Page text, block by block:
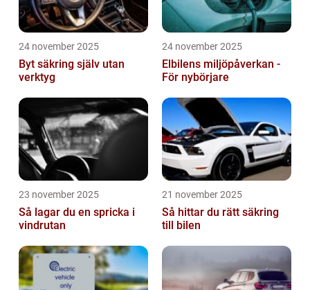
24 november 2025
Byt säkring själv utan
verktyg
24 november 2025
Elbilens miljöpåverkan -
För nybörjare
23 november 2025
Så lagar du en spricka i
vindrutan
21 november 2025
Så hittar du rätt säkring
till bilen